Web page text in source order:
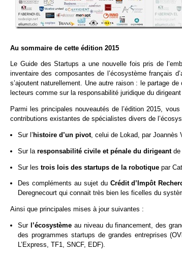
Au sommaire de cette édition 2015
Le Guide des Startups a une nouvelle fois pris de
inventaire des composantes de l’écosystème français
s’ajoutent naturellement. Une autre raison : le partage
lecteurs comme sur la responsabilité juridique du
Parmi les principales nouveautés de l’édition 2015,
contributions existantes de spécialistes divers de
Sur l’ histoire d’un pivot, celui de Lokad, par Joannès
Sur laresponsabilité civile et pénale du dirigeant
Sur lestrois lois des startups de la robotique par
Des compléments au sujet du Crédit d’Impôt
Deregnecourt qui connait très bien les ficelles du
Ainsi que principales mises à jour suivantes :
Sur l’écosystème au niveau du financement, des
des programmes startups de grandes entreprises
L’Express, TF1, SNCF, EDF).